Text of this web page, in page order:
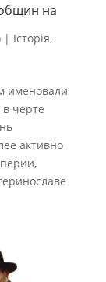
на
| Історія,
именовали
в черте
активно